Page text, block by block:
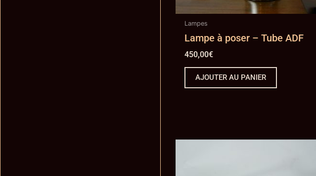
Lampes
Lampe à poser – Tube ADF
450,00€
AJOUTER AU PANIER